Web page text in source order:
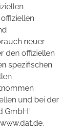
neuer
den offiziellen
spezifischen
und bei der
GmbH'